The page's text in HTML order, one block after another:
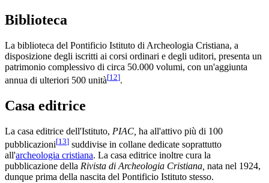
Biblioteca
La biblioteca del Pontificio Istituto di Archeologia Cristiana, a
disposizione degli iscritti ai corsi ordinari e degli uditori, presenta un
patrimonio complessivo di circa 50.000 volumi, con un'aggiunta
annua di ulteriori 500 unità[12].
Casa editrice
La casa editrice dell'Istituto, PIAC, ha all'attivo più di 100
pubblicazioni[13] suddivise in collane dedicate soprattutto
all'archeologia cristiana. La casa editrice inoltre cura la
pubblicazione della Rivista di Archeologia Cristiana, nata nel 1924,
dunque prima della nascita del Pontificio Istituto stesso.